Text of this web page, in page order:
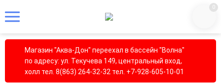
0
Магазин "Аква-Дон" переехал в бассейн "Волна"
по адресу: ул. Текучева 149, центральный вход,
холл тел. 8(863) 264-32-32 тел. +7-928-605-10-01